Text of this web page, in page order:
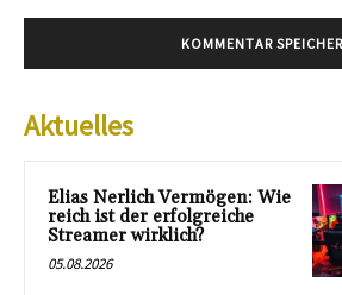
Aktuelles
Elias Nerlich Vermögen: Wie
reich ist der erfolgreiche
Streamer wirklich?
05.08.2026